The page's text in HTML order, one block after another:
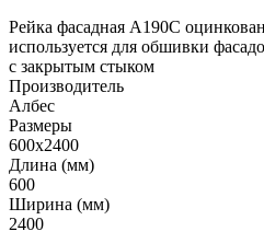
Рейка фасадная A190С
используется для обшивки
с закрытым стыком
Производитель
Албес
Размеры
600x2400
Длина (мм)
600
Ширина (мм)
2400